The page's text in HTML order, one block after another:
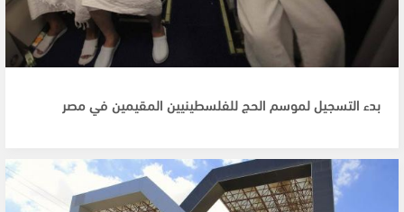
بدء التسجيل لموسم الحج للفلسطينيين المقيمين في مصر